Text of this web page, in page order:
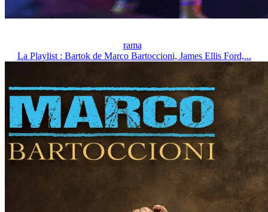
rama
La Playlist : Bartok de Marco Bartoccioni, James Ellis Ford,...